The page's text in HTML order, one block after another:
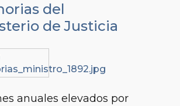
del
de Justicia
anuales elevados por